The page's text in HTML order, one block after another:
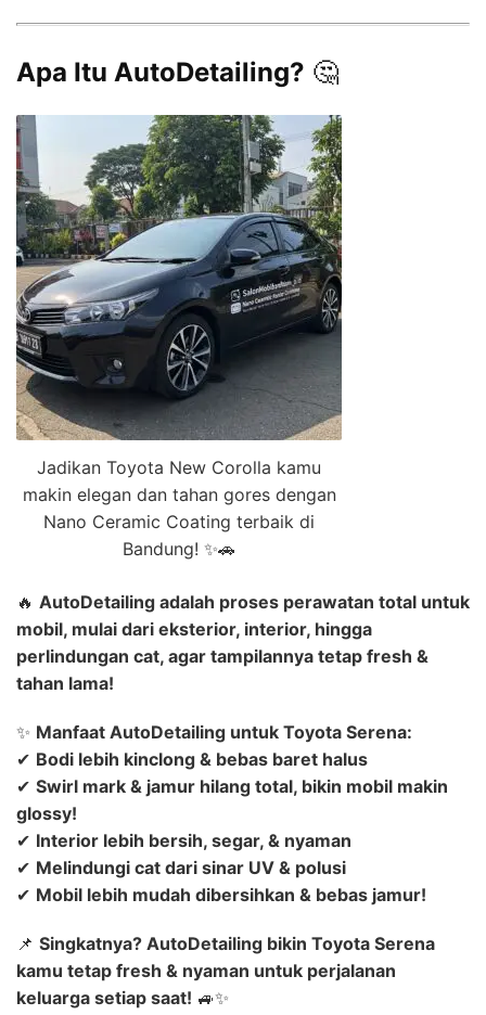
Apa Itu AutoDetailing? 🤔
Jadikan Toyota New Corolla kamu
makin elegan dan tahan gores dengan
Nano Ceramic Coating terbaik di
Bandung! ✨🚗
🔥 AutoDetailing adalah proses perawatan total untuk
mobil, mulai dari eksterior, interior, hingga
perlindungan cat, agar tampilannya tetap fresh &
tahan lama!
✨ Manfaat AutoDetailing untuk Toyota Serena:
✔ Bodi lebih kinclong & bebas baret halus
✔ Swirl mark & jamur hilang total, bikin mobil makin
glossy!
✔ Interior lebih bersih, segar, & nyaman
✔ Melindungi cat dari sinar UV & polusi
✔ Mobil lebih mudah dibersihkan & bebas jamur!
📌 Singkatnya? AutoDetailing bikin Toyota Serena
kamu tetap fresh & nyaman untuk perjalanan
keluarga setiap saat! 🚙✨